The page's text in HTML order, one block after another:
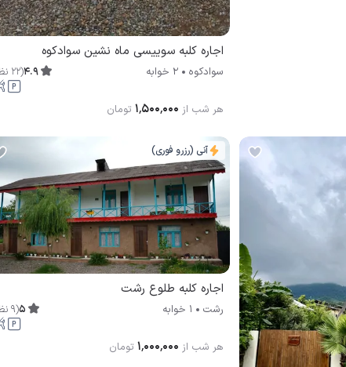
اجاره کلبه سوییسی ماه نشین سوادکوه
سوادکوه 2 خوابه 4.9
(
22
هر شب از ۱٬۵۰۰٬۰۰۰ تومان
آنی (رزرو فوری)
اجاره کلبه طلوع رشت
رشت 1 خوابه 5
(
9
هر شب از ۱٬۰۰۰٬۰۰۰ تومان